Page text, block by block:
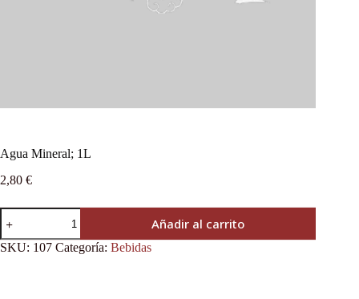
Agua Mineral; 1L
2,80 €
Añadir al carrito
SKU: 107 Categoría: Bebidas